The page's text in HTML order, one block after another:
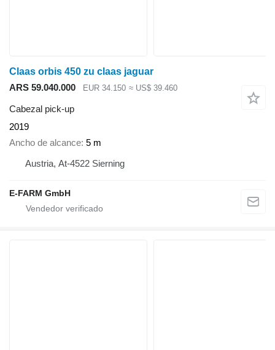
Claas orbis 450 zu claas jaguar
ARS 59.040.000
EUR 34.150 ≈ US$ 39.460
Cabezal pick-up
2019
Ancho de alcance 5 m
Austria, At-4522 Sierning
E-FARM GmbH